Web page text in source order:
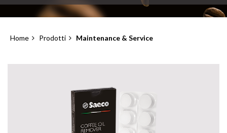
Home Prodotti Maintenance & Service